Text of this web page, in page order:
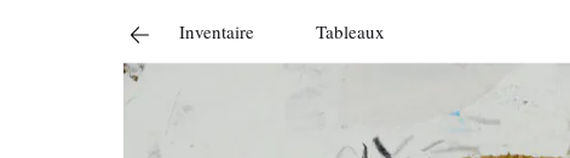
Inventaire Tableaux